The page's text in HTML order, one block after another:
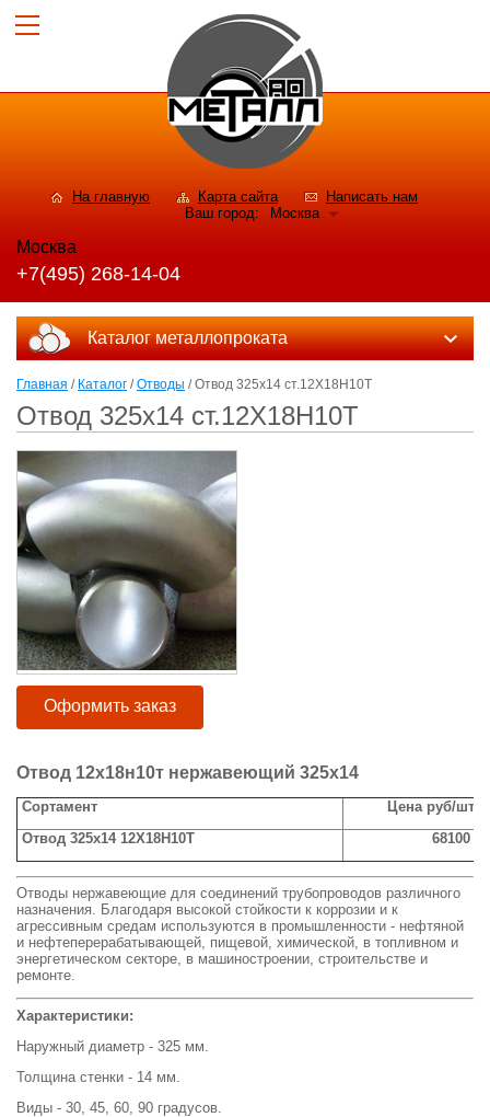
На главную Карта сайта
Написать нам
Ваш город:
Москва
Москва
+7(495) 268-14-04
Каталог металлопроката
Главная / Каталог /Отводы / Отвод 325х14 ст.12Х18Н10Т
Отвод 325х14 ст.12Х18Н10Т
Оформить заказ
Отвод 12х18н10т нержавеющий 325х14
Сортамент
Цена руб/шт с
Отвод 325х14 12Х18Н10Т
68100
Отводы нержавеющие для соединений трубопроводов различного
назначения. Благодаря высокой стойкости к коррозии и к
агрессивным средам используются в промышленности - нефтяной
и нефтеперерабатывающей, пищевой, химической, в топливном и
энергетическом секторе, в машиностроении, строительстве и
ремонте.
Характеристики:
Наружный диаметр - 325 мм.
Толщина стенки - 14 мм.
Виды - 30, 45, 60, 90 градусов.